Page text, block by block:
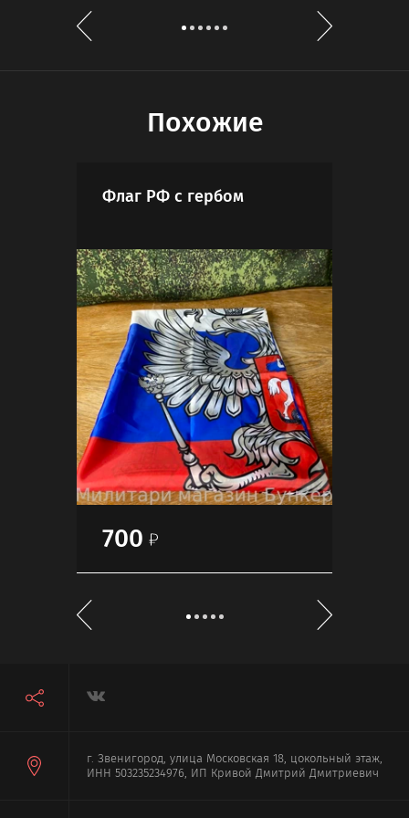
Похожие
Флаг РФ с гербом
700
г. Звенигород, улица Московская 18, цокольный этаж,
ИНН 503235234976, ИП Кривой Дмитрий Дмитриевич